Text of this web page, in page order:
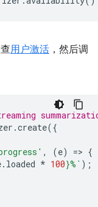
用户激活 ，然后调
.create({
, (e) => {
. loaded * 100}%` );